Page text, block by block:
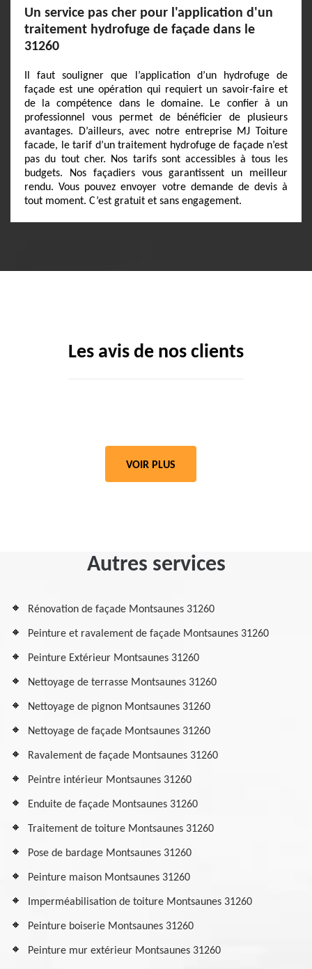
Un service pas cher pour l'application d'un
traitement hydrofuge de façade dans le
31260
Il faut souligner que l’application d’un hydrofuge de
façade est une opération qui requiert un savoir-faire et
de la compétence dans le domaine. Le confier à un
professionnel vous permet de bénéficier de plusieurs
avantages. D’ailleurs, avec notre entreprise MJ Toiture
facade, le tarif d’un traitement hydrofuge de façade n’est
pas du tout cher. Nos tarifs sont accessibles à tous les
budgets. Nos façadiers vous garantissent un meilleur
rendu. Vous pouvez envoyer votre demande de devis à
tout moment. C’est gratuit et sans engagement.
Les avis de nos clients
VOIR PLUS
Autres services
Rénovation de façade Montsaunes 31260
Peinture et ravalement de façade Montsaunes 31260
Peinture Extérieur Montsaunes 31260
Nettoyage de terrasse Montsaunes 31260
Nettoyage de pignon Montsaunes 31260
Nettoyage de façade Montsaunes 31260
Ravalement de façade Montsaunes 31260
Peintre intérieur Montsaunes 31260
Enduite de façade Montsaunes 31260
Traitement de toiture Montsaunes 31260
Pose de bardage Montsaunes 31260
Peinture maison Montsaunes 31260
Imperméabilisation de toiture Montsaunes 31260
Peinture boiserie Montsaunes 31260
Peinture mur extérieur Montsaunes 31260